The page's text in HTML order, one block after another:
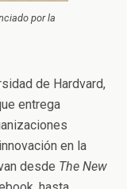
por la
de Hardvard,
entrega
en la
desde The New